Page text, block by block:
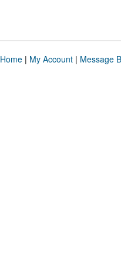
Home| My Account| Message